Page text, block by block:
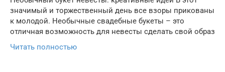
значимый и торжественный день все взоры прикованы
к молодой. Необычные свадебные букеты – это
отличная возможность для невесты сделать свой образ
Читать полностью